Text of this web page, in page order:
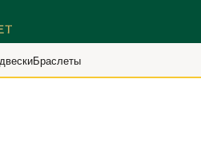
Браслеты